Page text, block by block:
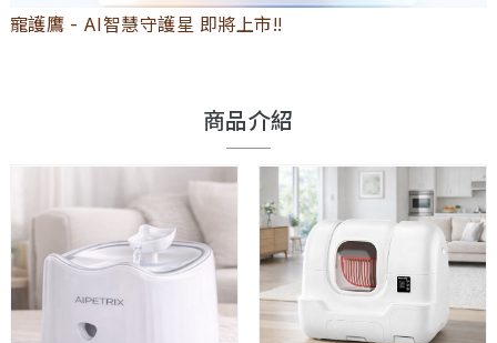
寵護鷹 - AI智慧守護星 即將上市!!
商品介紹